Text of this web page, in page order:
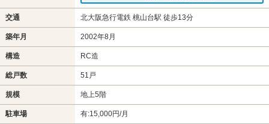
交通 北大阪急行電鉄 桃山台駅 徒歩13分
築年月 2002年8月
構造 RC造
総戸数 51戸
規模 地上5階
駐車場 有:15,000円/月